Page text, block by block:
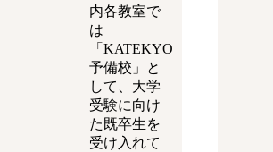
内各教室で
は
「KATEKYO
予備校」と
して、大学
受験に向け
た既卒生を
受け入れて